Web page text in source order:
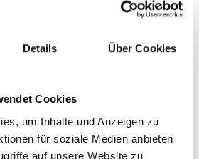
Details Über Cookies
Cookies
um Inhalte und Anzeigen zu
für soziale Medien anbieten
auf unsere Website zu
CONTENT HELPFUL?